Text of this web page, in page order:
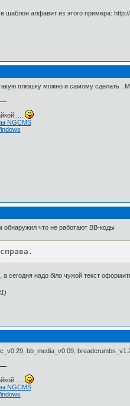
шаблон алфавит из этого примера:
плюшку можно и самому сделать ,
NGCMS
обнаружил что не работают ВВ-коды
сегодня надо біло чужой текст
bb_media_v0.09,
NGCMS